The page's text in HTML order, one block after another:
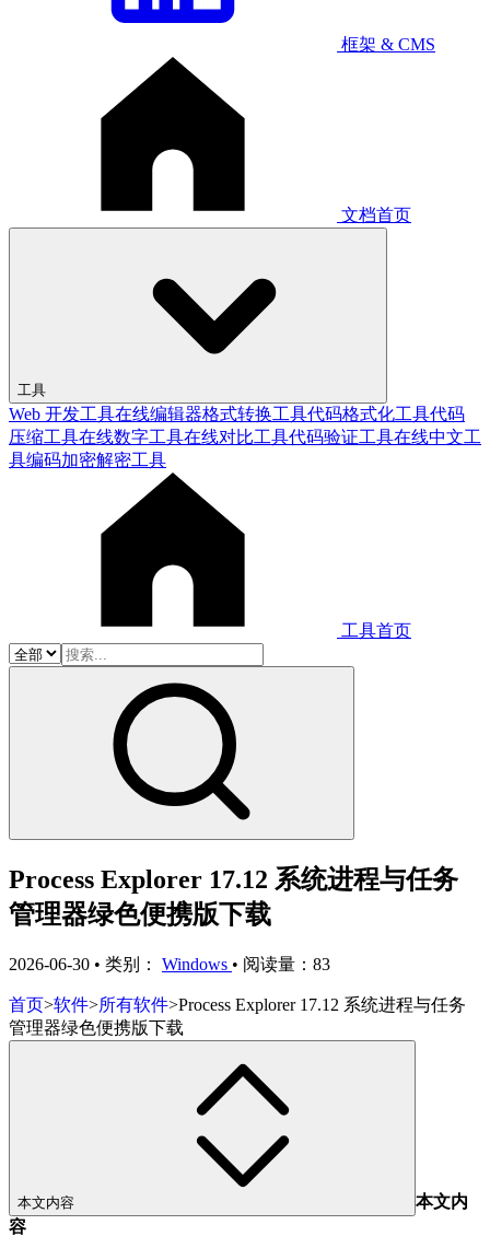
框架 & CMS
文档首页
工具
Web 开发工具在线编辑器格式转换工具代码格式化工具代码
压缩工具在线数字工具在线对比工具代码验证工具在线中文工
具编码加密解密工具
工具首页
Process Explorer 17.12 系统进程与任务
管理器绿色便携版下载
2026-06-30 • 类别： Windows • 阅读量：83
首页>软件>所有软件>Process Explorer 17.12 系统进程与任务
管理器绿色便携版下载
本文内容
本文内
容